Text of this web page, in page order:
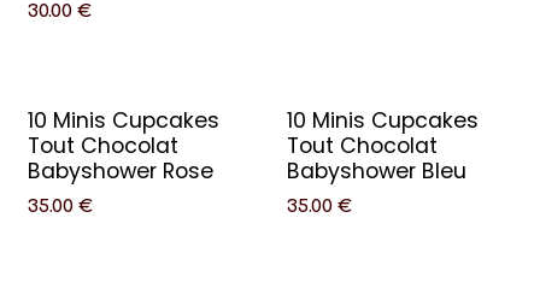
30.00 €
10 Minis Cupcakes
Tout Chocolat
Babyshower Rose
35.00 €
10 Minis Cupcakes
Tout Chocolat
Babyshower Bleu
35.00€